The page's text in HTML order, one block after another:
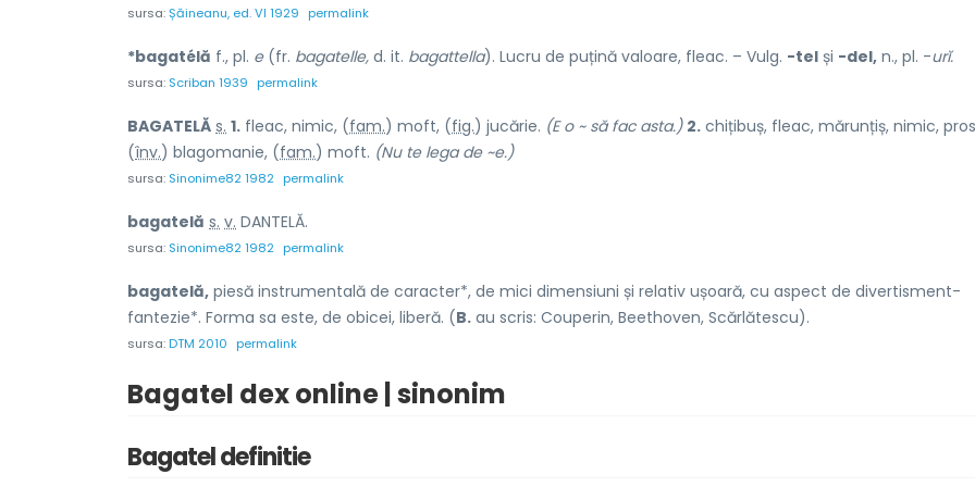
sursa:Șăineanu, ed. VI 1929 permalink
*bagatélă f., pl. e(fr. bagatelle, d. it. bagattella). Lucru de puțină valoare, fleac. – Vulg. -tel și -del, n., pl. -urĭ.
sursa: Scriban 1939 permalink
BAGATELĂ s. 1. fleac, nimic, (fam.) moft, (fig.) jucărie. (E o ~ să fac asta.) 2. chițibuș, fleac, mărunțiș, nimic,
(înv.) blagomanie, (fam.) moft. (Nu te lega de ~e.)
sursa: Sinonime82 1982 permalink
bagatelă s. v. DANTELĂ.
sursa: Sinonime82 1982 permalink
bagatelă, piesă instrumentală de caracter*, de mici dimensiuni și relativ ușoară, cu aspect de divertisment-
fantezie*. Forma sa este, de obicei, liberă. (B. au scris: Couperin, Beethoven, Scărlătescu).
sursa:DTM 2010 permalink
Bagatel dex online | sinonim
Bagatel definitie